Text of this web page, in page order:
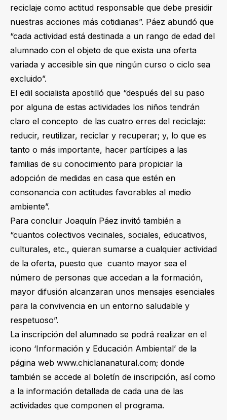
reciclaje como actitud responsable que debe presidir
nuestras acciones más cotidianas”. Páez abundó que
“cada actividad está destinada a un rango de edad del
alumnado con el objeto de que exista una oferta
variada y accesible sin que ningún curso o ciclo sea
excluido”.
El edil socialista apostilló que “después del su paso
por alguna de estas actividades los niños tendrán
claro el concepto de las cuatro erres del reciclaje:
reducir, reutilizar, reciclar y recuperar; y, lo que es
tanto o más importante, hacer partícipes a las
familias de su conocimiento para propiciar la
adopción de medidas en casa que estén en
consonancia con actitudes favorables al medio
ambiente”.
Para concluir Joaquín Páez invitó también a
“cuantos colectivos vecinales, sociales, educativos,
culturales, etc., quieran sumarse a cualquier actividad
de la oferta, puesto que cuanto mayor sea el
número de personas que accedan a la formación,
mayor difusión alcanzaran unos mensajes esenciales
para la convivencia en un entorno saludable y
respetuoso”.
La inscripción del alumnado se podrá realizar en el
icono ‘Información y Educación Ambiental’ de la
página web www.chiclananatural.com; donde
también se accede al boletín de inscripción, así como
a la información detallada de cada una de las
actividades que componen el programa.